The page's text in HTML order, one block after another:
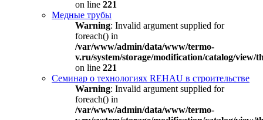
on line 221
Медные трубы
Warning: Invalid argument supplied for
foreach() in
/var/www/admin/data/www/termo-
v.ru/system/storage/modification/catalog/view/
on line 221
Семинар о технологиях REHAU в строительстве
Warning: Invalid argument supplied for
foreach() in
/var/www/admin/data/www/termo-